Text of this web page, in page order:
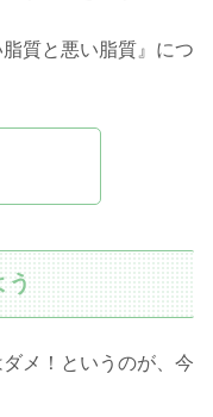
質と悪い脂質』につ
う
メ！というのが、今